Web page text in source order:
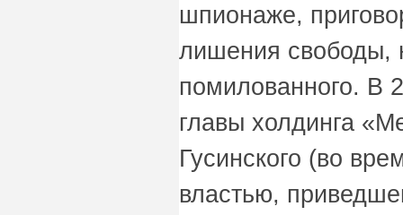
шпионаже,
лишения свободы,
помилованного. В
главы холдинга
Гусинского (во
властью,